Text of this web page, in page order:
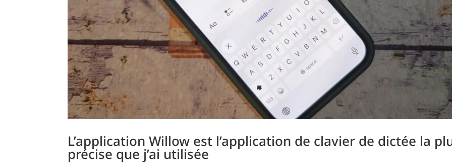
L’application Willow est l’application de clavier de dictée la
précise que j’ai utilisée